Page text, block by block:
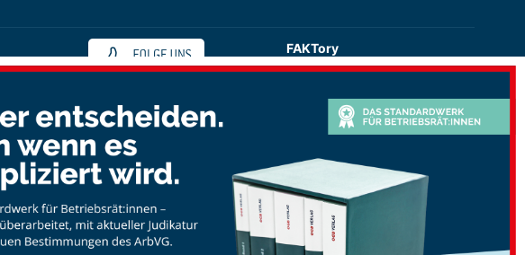
FAKTory
Buchhandlung des ÖGB-Verlags
1010 Wien
Tel: 01 / 405 49 98 / 99132
Fax: 01 / 405 49 98 / 99136
Öffnungszeiten:
Montag bis Freitag